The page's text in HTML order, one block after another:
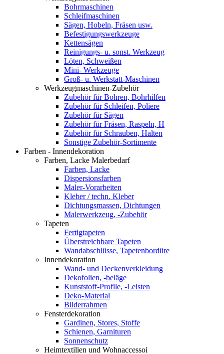
Bohrmaschinen
Schleifmaschinen
Sägen, Hobeln, Fräsen usw.
Befestigungswerkzeuge
Kettensägen
Reinigungs- u. sonst. Werkzeug
Löten, Schweißen
Mini- Werkzeuge
Groß- u. Werkstatt-Maschinen
Werkzeugmaschinen-Zubehör
Zubehör für Bohren, Bohrhilfen
Zubehör für Schleifen, Poliere
Zubehör für Sägen
Zubehör für Fräsen, Raspeln, H
Zubehör für Schrauben, Halten
Sonstige Zubehör-Sortimente
Farben - Innendekoration
Farben, Lacke Malerbedarf
Farben, Lacke
Dispersionsfarben
Maler-Vorarbeiten
Kleber / techn. Kleber
Dichtungsmassen, Dichtungen
Malerwerkzeug, -Zubehör
Tapeten
Fertigtapeten
Überstreichbare Tapeten
Wandabschlüsse, Tapetenbordüre
Innendekoration
Wand- und Deckenverkleidung
Dekofolien, -beläge
Kunststoff-Profile, -Leisten
Deko-Material
Bilderrahmen
Fensterdekoration
Gardinen, Stores, Stoffe
Schienen, Garnituren
Sonnenschutz
Heimtextilien und Wohnaccessoi